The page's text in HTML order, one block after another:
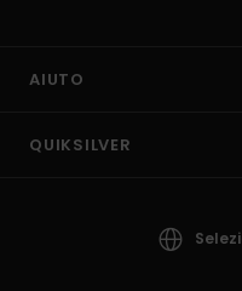
AIUTO
QUIKSILVER